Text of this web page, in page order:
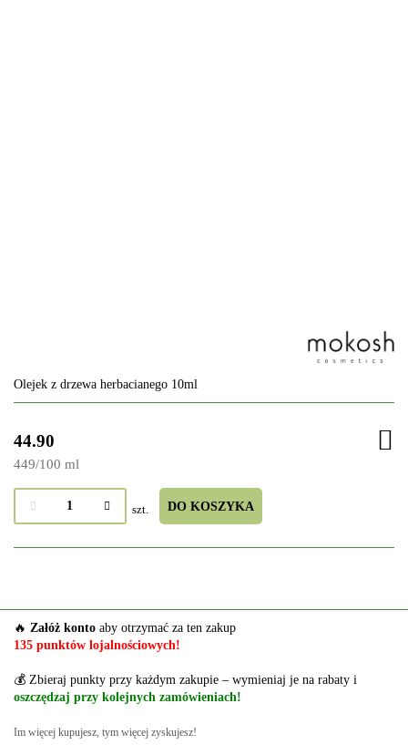
Olejek z drzewa herbacianego 10ml
44.90
449/100 ml
szt. DO KOSZYKA
🔥 Załóż konto aby otrzymać za ten zakup
135 punktów lojalnościowych!
💰 Zbieraj punkty przy każdym zakupie – wymieniaj je na rabaty i
oszczędzaj przy kolejnych zamówieniach!
Im więcej kupujesz, tym więcej zyskujesz!